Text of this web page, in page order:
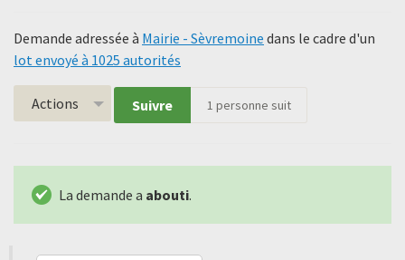
Demande adressée à Mairie - Sèvremoine dans le cadre d'un
lot envoyé à 1025 autorités
Actions Suivre 1 personne suit
La demande a abouti.